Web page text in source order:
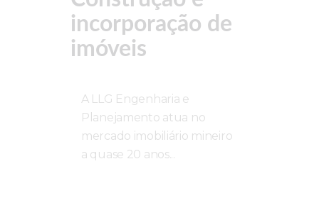
incorporação de
imóveis
A LLG Engenharia e
Planejamento atua no
mercado imobiliário mineiro
a quase 20 anos...